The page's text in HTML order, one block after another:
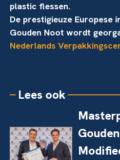
plastic flessen.
De prestigieuze Europese
Gouden Noot wordt
Nederlands
Lees ook